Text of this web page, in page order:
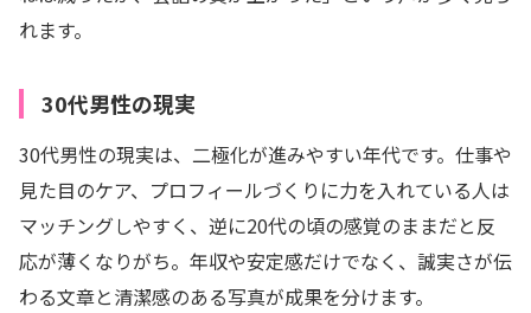
れます。
30代男性の現実
30代男性の現実は、二極化が進みやすい年代です。仕事や
見た目のケア、プロフィールづくりに力を入れている人は
マッチングしやすく、逆に20代の頃の感覚のままだと反
応が薄くなりがち。年収や安定感だけでなく、誠実さが伝
わる文章と清潔感のある写真が成果を分けます。